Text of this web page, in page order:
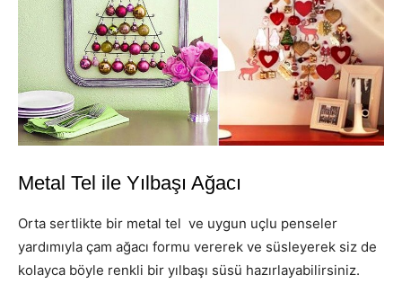
Metal Tel ile Yılbaşı Ağacı
Orta sertlikte bir metal tel ve uygun uçlu penseler
yardımıyla çam ağacı formu vererek ve süsleyerek siz de
kolayca böyle renkli bir yılbaşı süsü hazırlayabilirsiniz.